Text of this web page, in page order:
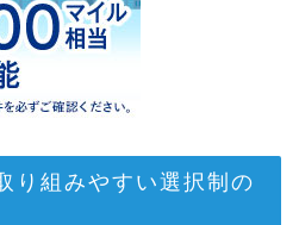
り組みやすい選択制の